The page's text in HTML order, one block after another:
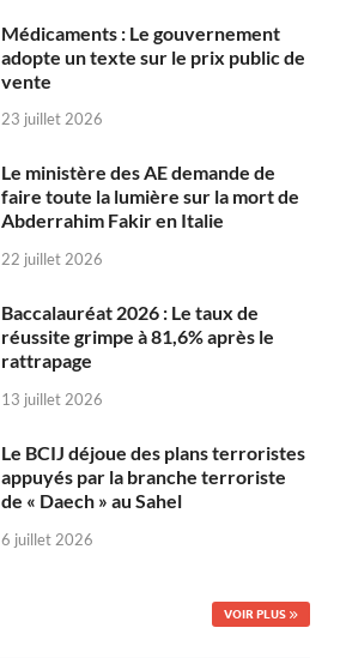
Médicaments : Le gouvernement
adopte un texte sur le prix public de
vente
23 juillet 2026
Le ministère des AE demande de
faire toute la lumière sur la mort de
Abderrahim Fakir en Italie
22 juillet 2026
Baccalauréat 2026 : Le taux de
réussite grimpe à 81,6% après le
rattrapage
13 juillet 2026
Le BCIJ déjoue des plans terroristes
appuyés par la branche terroriste
de « Daech » au Sahel
6 juillet 2026
VOIR PLUS